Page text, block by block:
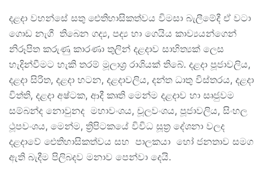
දළදා වහන්සේ සතු ඓතිහාසිකත්වය විමසා බැලීමේදී ඒ වටා
ගොඩ නැගී තිබෙන ගද්‍ය, පද්‍ය හා ගෙයිය කාව්‍යයන්ගෙන්
නිරූපිත කරුණු කාරණා තුලින් දළදාව සාහිත්‍යක් ලෙස
හැදින්වීමට හැකි තරම් මූලාශ්‍ර රාශියක් තිබේ. දළදා පූජාවලිය,
දළදා සිරිත, දළදා හටන, දළදාවලිය, දන්ත ධාතු විස්තරය, දළදා
විත්ති, දළදා අෂ්ටක, ආදී කෘති මෙන්ම දළදාව හා සෘජුවම
සම්බන්ද නොවුනද මහාවංශය, චූලවංශය, පූජාවලිය, සිංහල
ථූපවංශය, මෙන්ම, ත්‍රිපිටකයේ විවිධ සූත්‍ර දේශනා වලද
දළදාවේ ඓතිහාසිකත්වය සහ පාලකයා හෝ ජනතාව සමග
ඇති බැදීම පිලිබදව මනාව පෙන්වා දෙයි.